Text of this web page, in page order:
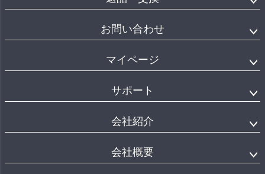
お問い合わせ
マイページ
サポート
会社紹介
会社概要